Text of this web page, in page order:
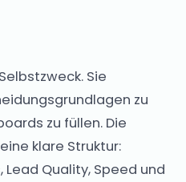
Sie
zu
zu füllen. Die
klare Struktur:
Lead Quality, Speed und